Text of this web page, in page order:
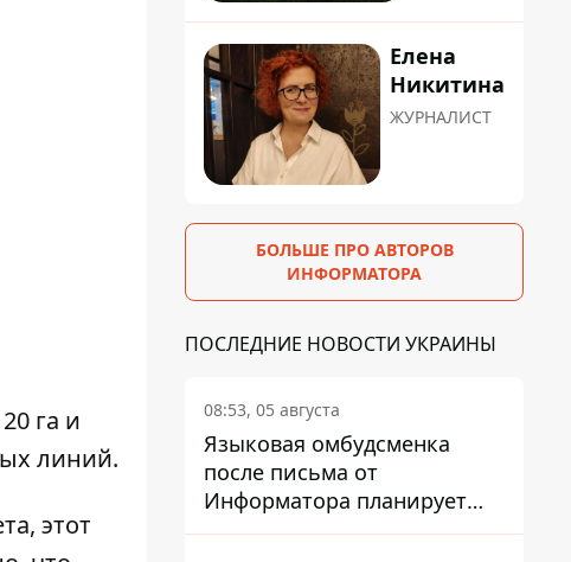
га и
линий.
этот
Елена
Никитина
ЖУРНАЛИСТ
БОЛЬШЕ ПРО АВТОРОВ
ИНФОРМАТОРА
ПОСЛЕДНИЕ НОВОСТИ УКРАИНЫ
08:53, 05 августа
Языковая омбудсменка
после письма от
Информатора планирует
наказать компанию-